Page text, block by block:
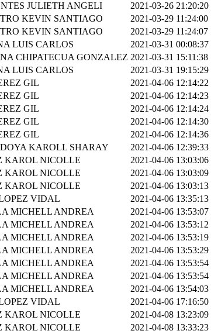
JULIETH ANGELI 2021-03-26 21:20:20
KEVIN SANTIAGO 2021-03-29 11:24:00
KEVIN SANTIAGO 2021-03-29 11:24:07
LUIS CARLOS 2021-03-31 00:08:37
CHIPATECUA GONZALEZ 2021-03-31 15:11:38
LUIS CARLOS 2021-03-31 19:15:29
GIL 2021-04-06 12:14:22
GIL 2021-04-06 12:14:23
GIL 2021-04-06 12:14:24
GIL 2021-04-06 12:14:30
GIL 2021-04-06 12:14:36
KAROLL SHARAY 2021-04-06 12:39:33
KAROL NICOLLE 2021-04-06 13:03:06
KAROL NICOLLE 2021-04-06 13:03:09
KAROL NICOLLE 2021-04-06 13:03:13
VIDAL 2021-04-06 13:35:13
MICHELL ANDREA 2021-04-06 13:53:07
MICHELL ANDREA 2021-04-06 13:53:12
MICHELL ANDREA 2021-04-06 13:53:19
MICHELL ANDREA 2021-04-06 13:53:29
MICHELL ANDREA 2021-04-06 13:53:54
MICHELL ANDREA 2021-04-06 13:53:54
MICHELL ANDREA 2021-04-06 13:54:03
VIDAL 2021-04-06 17:16:50
KAROL NICOLLE 2021-04-08 13:23:09
KAROL NICOLLE 2021-04-08 13:33:23